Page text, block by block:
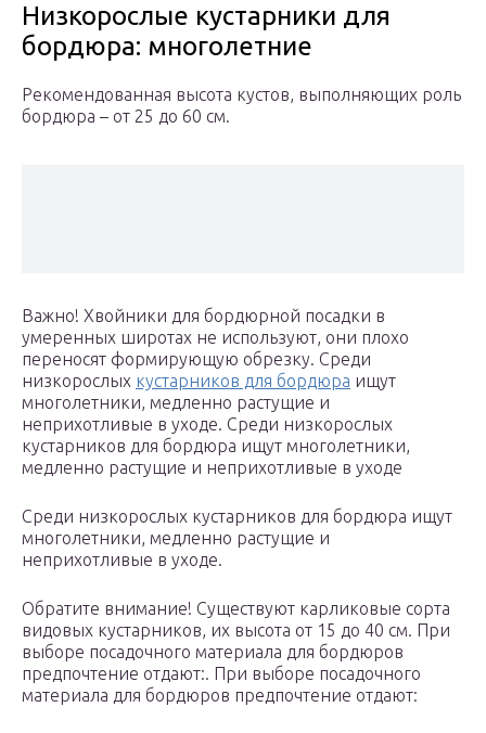
Низкорослые кустарники для
бордюра: многолетние
Рекомендованная высота кустов, выполняющих роль
бордюра – от 25 до 60 см.
Важно! Хвойники для бордюрной посадки в
умеренных широтах не используют, они плохо
переносят формирующую обрезку. Среди
низкорослых кустарников для бордюра ищут
многолетники, медленно растущие и
неприхотливые в уходе. Среди низкорослых
кустарников для бордюра ищут многолетники,
медленно растущие и неприхотливые в уходе
Среди низкорослых кустарников для бордюра ищут
многолетники, медленно растущие и
неприхотливые в уходе.
Обратите внимание! Существуют карликовые сорта
видовых кустарников, их высота от 15 до 40 см. При
выборе посадочного материала для бордюров
предпочтение отдают:. При выборе посадочного
материала для бордюров предпочтение отдают: